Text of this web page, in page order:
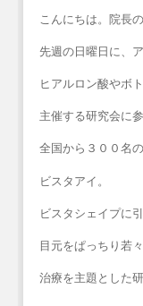
こんにちは。院長
先週の日曜日に、
ヒアルロン酸やボ
主催する研究会に
全国から３００名
ビスタアイ。
ビスタシェイプに
目元をぱっちり若
治療を主題とした